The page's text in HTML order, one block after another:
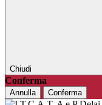
Chiudi
Conferma
Annulla Conferma